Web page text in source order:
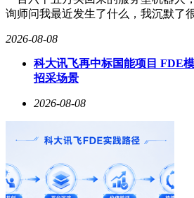
询师问我最近发生了什么，我沉默了
2026-08-08
科大讯飞再中标国能项目 FDE
招采场景
2026-08-08